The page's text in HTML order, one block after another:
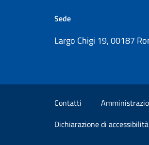
Sede
Largo Chigi 19, 00187
Sezione Link Utili
Contatti
Dichiarazione di accessibilità